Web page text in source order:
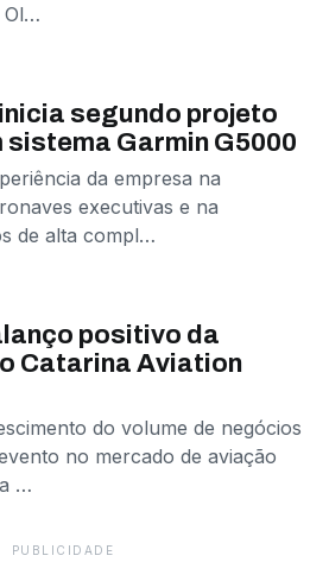
Ol…
segundo projeto
Garmin G5000
da empresa na
executivas e na
de alta compl…
positivo da
Catarina Aviation
do volume de negócios
no mercado de aviação
…
PUBLICIDADE